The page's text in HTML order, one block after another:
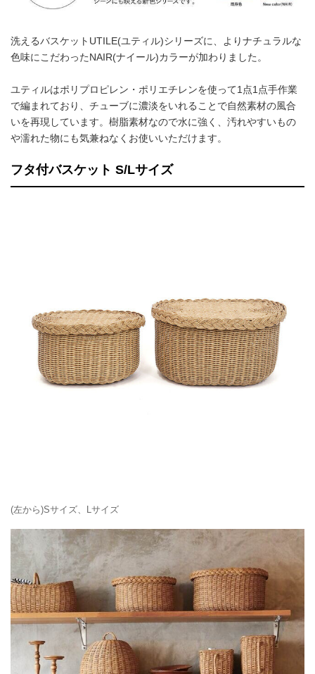
洗えるバスケットUTILE(ユティル)シリーズに、よりナチュラルな
色味にこだわったNAIR(ナイール)カラーが加わりました。
ユティルはポリプロピレン・ポリエチレンを使って1点1点手作業
で編まれており、チューブに濃淡をいれることで自然素材の風合
いを再現しています。樹脂素材なので水に強く、汚れやすいもの
や濡れた物にも気兼ねなくお使いいただけます。
フタ付バスケット S/Lサイズ
(左から)Sサイズ、Lサイズ